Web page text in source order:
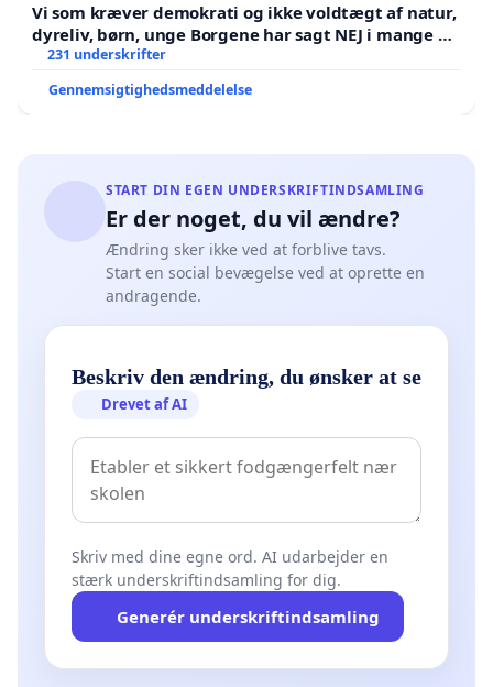
Vi som kræver demokrati og ikke voldtægt af natur,
dyreliv, børn, unge Borgene har sagt NEJ i mange år.
Der er
231 underskrifter
Gennemsigtighedsmeddelelse
START DIN EGEN UNDERSKRIFTINDSAMLING
Er der noget, du vil ændre?
Ændring sker ikke ved at forblive tavs.
Start en social bevægelse ved at oprette en
andragende.
Beskriv den ændring, du ønsker at se
Drevet af AI
Skriv med dine egne ord. AI udarbejder en
stærk underskriftindsamling for dig.
Generér underskriftindsamling